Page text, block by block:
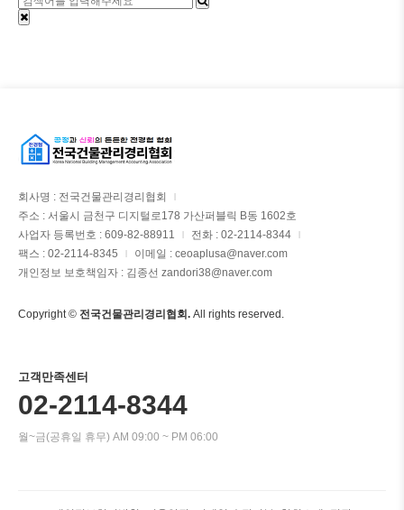
회사명 : 전국건물관리경리협회
주소 : 서울시 금천구 디지털로178 가산퍼블릭 B동 1602호
사업자 등록번호 : 609-82-88911
전화 : 02-2114-8344
팩스 : 02-2114-8345
이메일 : ceoaplusa@naver.com
개인정보 보호책임자 : 김종선 zandori38@naver.com
Copyright © 전국건물관리경리협회. All rights reserved.
고객만족센터
02-2114-8344
월~금(공휴일 휴무) AM 09:00 ~ PM 06:00